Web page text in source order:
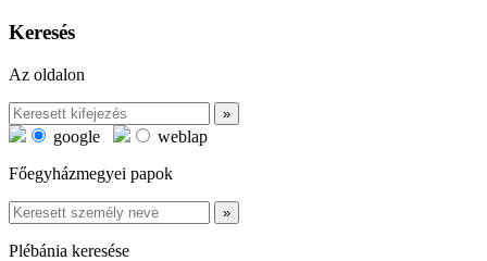
Keresés
Az oldalon
google
weblap
Főegyházmegyei papok
Plébánia keresése